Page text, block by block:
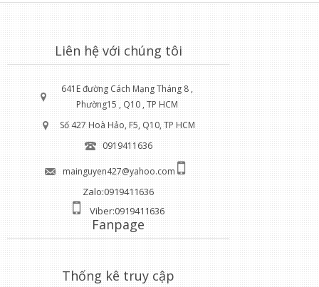
Liên hệ với chúng tôi
641E đường Cách Mạng Tháng 8 ,
Phường15 , Q10 , TP HCM
Số 427 Hoà Hảo, F5, Q10, TP HCM
0919411636
mainguyen427@yahoo.com
Zalo:0919411636
Viber:0919411636
Fanpage
Thống kê truy cập